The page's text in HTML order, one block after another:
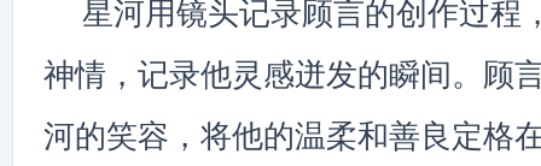
星河用镜头记录顾言的创作过程
神情，记录他灵感迸发的瞬间。顾
河的笑容，将他的温柔和善良定格